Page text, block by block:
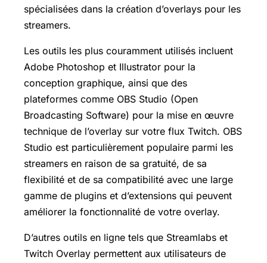
spécialisées dans la création d’overlays pour les
streamers.
Les outils les plus couramment utilisés incluent
Adobe Photoshop et Illustrator pour la
conception graphique, ainsi que des
plateformes comme OBS Studio (Open
Broadcasting Software) pour la mise en œuvre
technique de l’overlay sur votre flux Twitch. OBS
Studio est particulièrement populaire parmi les
streamers en raison de sa gratuité, de sa
flexibilité et de sa compatibilité avec une large
gamme de plugins et d’extensions qui peuvent
améliorer la fonctionnalité de votre overlay.
D’autres outils en ligne tels que Streamlabs et
Twitch Overlay permettent aux utilisateurs de